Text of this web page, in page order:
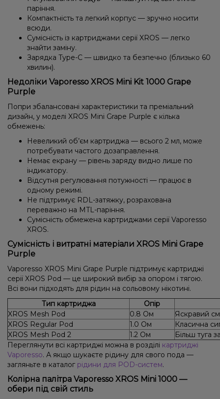
паріння.
Компактність та легкий корпус — зручно носити
всюди.
Сумісність із картриджами серії XROS — легко
знайти заміну.
Зарядка Type-C — швидко та безпечно (близько 60
хвилин).
Недоліки Vaporesso XROS Mini Kit 1000 Grape
Purple
Попри збалансовані характеристики та преміальний
дизайн, у моделі XROS Mini Grape Purple є кілька
обмежень:
Невеликий об’єм картриджа — всього 2 мл, може
потребувати частого дозаправлення.
Немає екрану — рівень заряду видно лише по
індикатору.
Відсутня регулювання потужності — працює в
одному режимі.
Не підтримує RDL-затяжку, розрахована
переважно на MTL-паріння.
Сумісність обмежена картриджами серії Vaporesso
XROS.
Сумісність і витратні матеріали XROS Mini Grape
Purple
Vaporesso XROS Mini Grape Purple підтримує картриджі
серії XROS Pod — це широкий вибір за опором і тягою.
Всі вони підходять для рідин на сольовому нікотині.
Тип картриджа
Опір
XROS Mesh Pod
0.8 Ом
Яскравий
XROS Regular Pod
1.0 Ом
Класична
XROS Mesh Pod 2
1.2 Ом
Більш туга
Переглянути всі картриджі можна в розділі картриджі
Vaporesso. А якщо шукаєте рідину для свого подa —
загляньте в каталог рідини для POD-систем.
Колірна палітра Vaporesso XROS Mini 1000 —
обери під свій стиль